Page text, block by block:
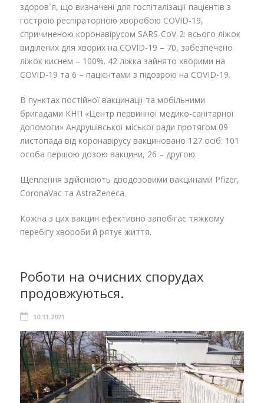
здоров`я, що визначені для госпіталізації пацієнтів з
гострою респіраторною хворобою COVID-19,
спричиненою коронавірусом SARS-CoV-2: всього ліжок
виділених для хворих на COVID-19 – 70, забезпечено
ліжок киснем – 100%. 42 ліжка зайнято хворими на
COVID-19 та 6 – пацієнтами з підозрою на COVID-19.
В пунктах постійної вакцинації та мобільними
бригадами КНП «Центр первинної медико-санітарної
допомоги» Андрушівської міської ради протягом 09
листопада від коронавірусу вакциновано 127 осіб: 101
особа першою дозою вакцини, 26 – другою.
Щеплення здійснюють дводозовими вакцинами Pfizer,
CoronaVac та AstraZeneca.
Кожна з цих вакцин ефективно запобігає тяжкому
перебігу хвороби й рятує життя.
Роботи на очисних спорудах
продовжуються.
10.11.2021